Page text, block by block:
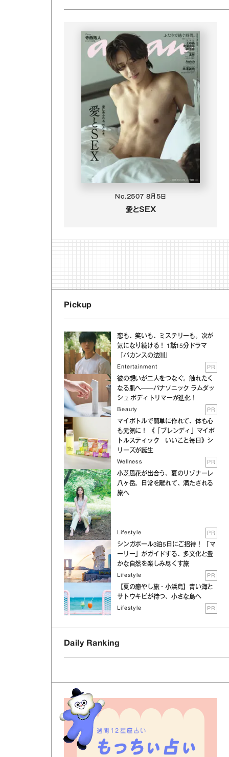
No.2507 8月5日
愛とSEX
Pickup
恋も、笑いも、ミステリーも。次が
気になり続ける！ 1話15分ドラマ
『バカンスの法則』
Entertainment PR
彼の想いが二人をつなぐ。触れたく
なる肌へ──パナソニック ラムダッ
シュ ボディトリマーが進化！
Beauty PR
マイボトルで簡単に作れて、体も心
も元気に！ 《「ブレンディ」マイボ
トルスティック いいこと毎日》シ
リーズが誕生
Wellness PR
小芝風花が出合う、夏のリゾナーレ
八ヶ岳。日常を離れて、満たされる
旅へ
Lifestyle PR
シンガポール3泊5日にご招待！ 「マ
ーリー」がガイドする、多文化と豊
かな自然を楽しみ尽くす旅
Lifestyle PR
【夏の癒やし旅・小浜島】青い海と
サトウキビが待つ、小さな島へ
Lifestyle PR
Daily Ranking
週間12星座占い